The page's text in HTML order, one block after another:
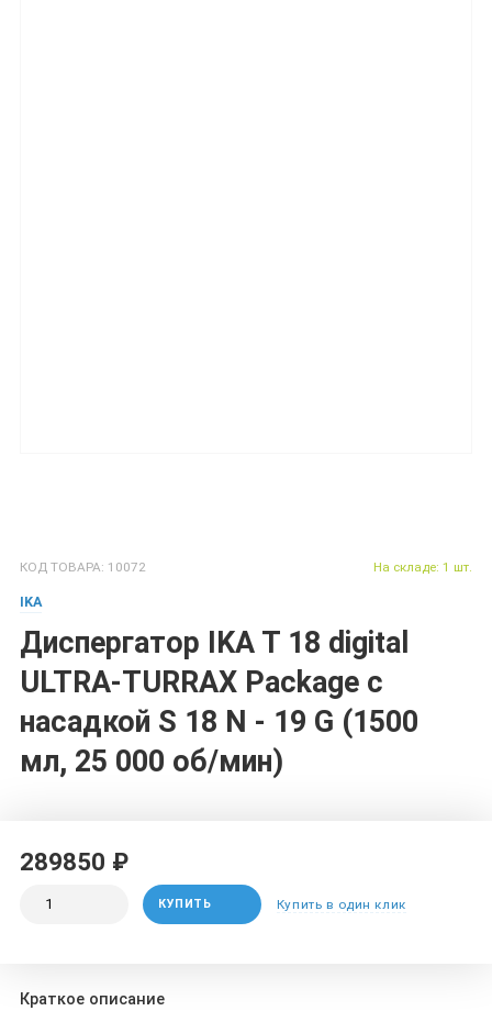
КОД ТОВАРА: 10072
IKA
Диспергатор IKA T 18 digital
ULTRA-TURRAX Package с
насадкой S 18 N - 19 G (1500
мл, 25 000 об/мин)
На складе: 1 шт.
289850 ₽
КУПИТЬ Купить в один клик
Краткое описание